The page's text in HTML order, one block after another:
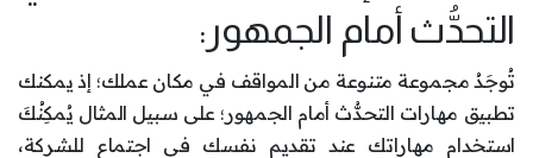
التحدُّث أمام الجمهور:
تُوجَدُ مجموعة متنوعة من المواقف في مكان عملك؛ إذ يمكنك
تطبيق مهارات التحدُّث أمام الجمهور؛ على سبيل المثال يُمكِنُكَ
استخدام مهاراتك عند تقديم نفسك في اجتماع للشركة،